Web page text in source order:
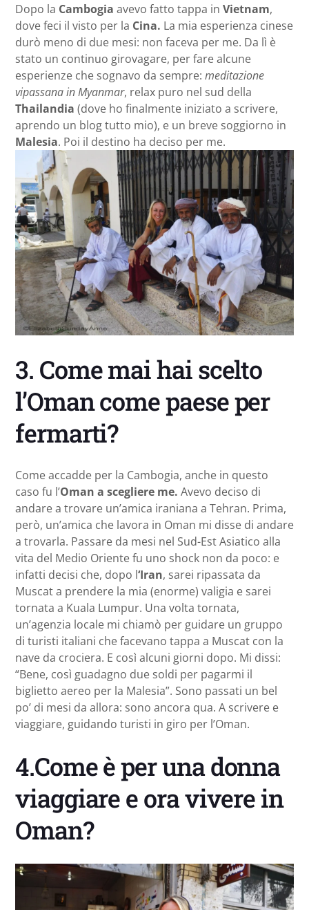
Dopo la Cambogia avevo fatto tappa in Vietnam,
dove feci il visto per la Cina. La mia esperienza cinese
durò meno di due mesi: non faceva per me. Da lì è
stato un continuo girovagare, per fare alcune
esperienze che sognavo da sempre: meditazione
vipassana in Myanmar, relax puro nel sud della
Thailandia (dove ho finalmente iniziato a scrivere,
aprendo un blog tutto mio), e un breve soggiorno in
Malesia. Poi il destino ha deciso per me.
3. Come mai hai scelto
l’Oman come paese per
fermarti?
Come accadde per la Cambogia, anche in questo
caso fu l’Oman a scegliere me. Avevo deciso di
andare a trovare un’amica iraniana a Tehran. Prima,
però, un’amica che lavora in Oman mi disse di andare
a trovarla. Passare da mesi nel Sud-Est Asiatico alla
vita del Medio Oriente fu uno shock non da poco: e
infatti decisi che, dopo l‘Iran, sarei ripassata da
Muscat a prendere la mia (enorme) valigia e sarei
tornata a Kuala Lumpur. Una volta tornata,
un’agenzia locale mi chiamò per guidare un gruppo
di turisti italiani che facevano tappa a Muscat con la
nave da crociera. E così alcuni giorni dopo. Mi dissi:
“Bene, così guadagno due soldi per pagarmi il
biglietto aereo per la Malesia”. Sono passati un bel
po’ di mesi da allora: sono ancora qua. A scrivere e
viaggiare, guidando turisti in giro per l’Oman.
4.Come è per una donna
viaggiare e ora vivere in
Oman?